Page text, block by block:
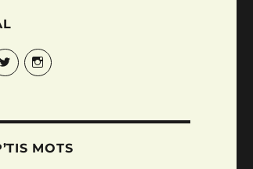
TwitterInstagram
MOTS